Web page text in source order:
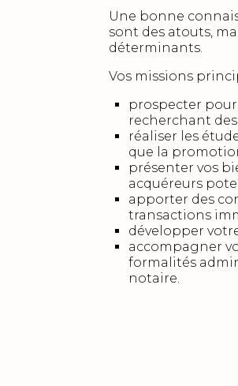
Une bonne
sont des atouts,
déterminants.
Vos missions
prospecter
recherchant
réaliser les
que la
présenter vos
acquéreurs
apporter des
transactions
développer
accompagner
formalités
notaire.